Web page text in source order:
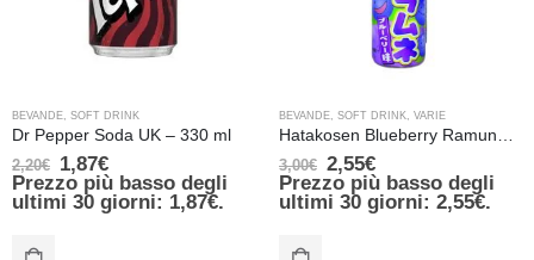
BEVANDE, SOFT DRINK
Dr Pepper Soda UK – 330 ml
2,20€ 1,87€
Prezzo più basso degli
ultimi 30 giorni: 1,87€.
BEVANDE, SOFT DRINK, VARIE
Hatakosen Blueberry Ramune Soda – 200 ml
3,00€ 2,55€
Prezzo più basso degli
ultimi 30 giorni: 2,55€.